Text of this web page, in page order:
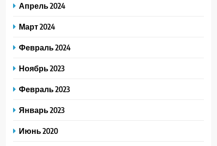
Апрель 2024
Март 2024
Февраль 2024
Ноябрь 2023
Февраль 2023
Январь 2023
Июнь 2020